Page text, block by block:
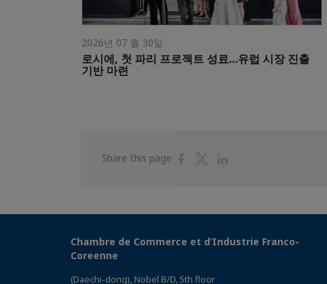
2026년 07 월 30일
로시에, 첫 파리 프로젝트 성료…유럽 시장 진출
기반 마련
Share this page
ShareShare
Chambre de Commerce et d’Industrie Franco-
Coreenne
(Daechi-dong), Nobel B/D, 5th floor